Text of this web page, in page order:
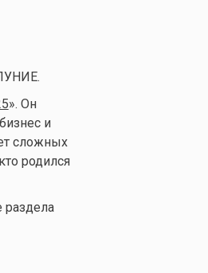
». Он
и
сложных
родился
раздела